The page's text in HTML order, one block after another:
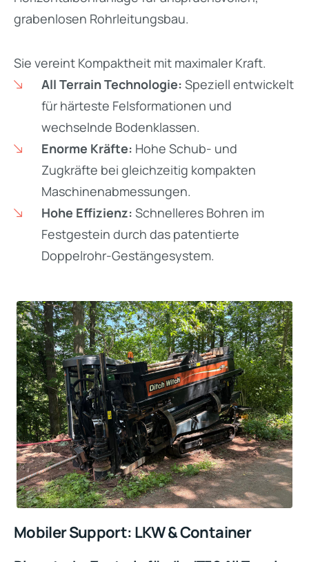
grabenlosen Rohrleitungsbau.
Sie vereint Kompaktheit mit maximaler Kraft.
All Terrain Technologie: Speziell entwickelt
für härteste Felsformationen und
wechselnde Bodenklassen.
Enorme Kräfte: Hohe Schub- und
Zugkräfte bei gleichzeitig kompakten
Maschinenabmessungen.
Hohe Effizienz: Schnelleres Bohren im
Festgestein durch das patentierte
Doppelrohr-Gestängesystem.
Mobiler Support: LKW & Container